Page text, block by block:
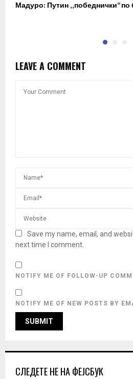
Мадуро: Путин „победнички“ по
LEAVE A COMMENT
Save my name, email, and
next time I comment.
NOTIFY ME OF FOLLOW-UP
NOTIFY ME OF NEW POSTS BY
СЛЕДЕТЕ НЕ НА ФЕЈСБУК